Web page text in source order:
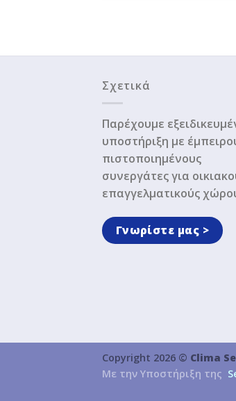
Σχετικά
Παρέχουμε
υποστήριξη με
πιστοποιημένους
συνεργάτες για
επαγγελματικούς
Γνωρίστε μας >
Copyright 2026 © Clima
Με την Υποστήριξη της